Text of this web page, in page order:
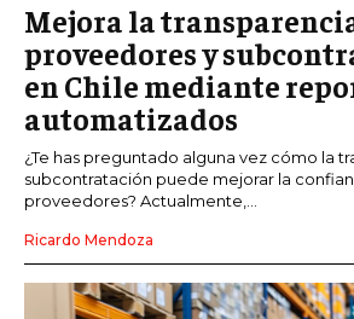
Mejora la
proveedores y
en Chile mediante
automatizados
¿Te has preguntado alguna vez cómo la
subcontratación puede mejorar la
proveedores? Actualmente,...
Ricardo Mendoza